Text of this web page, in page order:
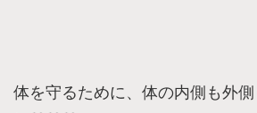
体を守るために、体の内側も外